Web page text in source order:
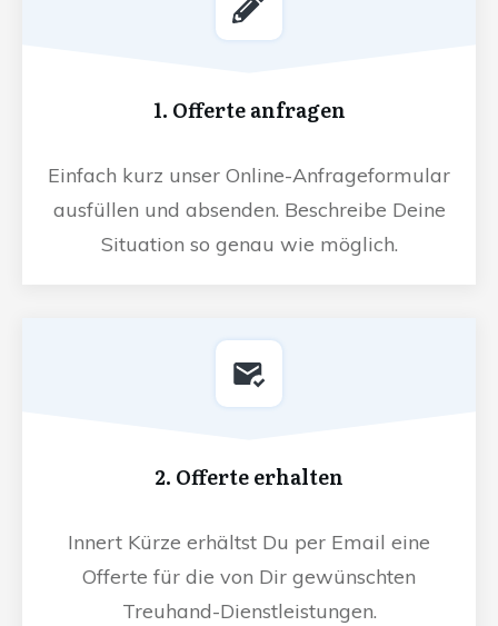
1. Offerte anfragen
Einfach kurz unser Online-Anfrageformular
ausfüllen und absenden. Beschreibe Deine
Situation so genau wie möglich.
2. Offerte erhalten
Innert Kürze erhältst Du per Email eine
Offerte für die von Dir gewünschten
Treuhand-Dienstleistungen.